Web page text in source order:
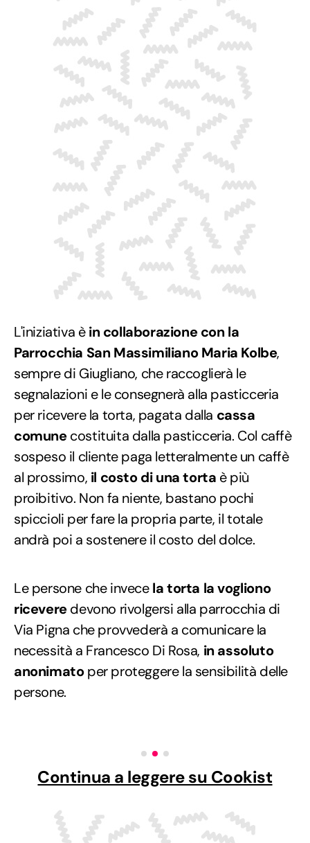
L'iniziativa èin collaborazione con la
Parrocchia San Massimiliano Maria Kolbe,
sempre di Giugliano, che raccoglierà le
segnalazioni e le consegnerà alla pasticceria
per ricevere la torta, pagata dalla cassa
comunecostituita dalla pasticceria. Col caffè
sospeso il cliente paga letteralmente un caffè
al prossimo, il costo di una torta è più
proibitivo. Non fa niente, bastano pochi
spiccioli per fare la propria parte, il totale
andrà poi a sostenere il costo del dolce.
Le persone che invecela torta la vogliono
riceveredevono rivolgersi alla parrocchia di
Via Pigna che provvederà a comunicare la
necessità a Francesco Di Rosa, in assoluto
anonimatoper proteggere la sensibilità delle
persone.
Continua a leggere su Cookist